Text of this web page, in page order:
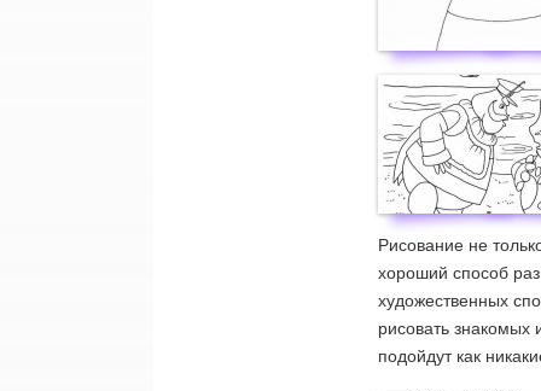
Рисование не
хороший способ
художественных
рисовать знакомых
подойдут как